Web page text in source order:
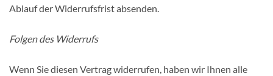
Ablauf der Widerrufsfrist absenden.
Folgen des Widerrufs
Wenn Sie diesen Vertrag widerrufen, haben wir Ihnen alle